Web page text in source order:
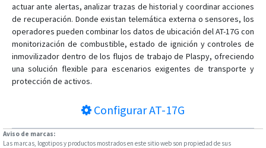
actuar ante alertas, analizar trazas de historial y coordinar acciones
de recuperación. Donde existan telemática externa o sensores, los
operadores pueden combinar los datos de ubicación del AT-17G con
monitorización de combustible, estado de ignición y controles de
inmovilizador dentro de los flujos de trabajo de Plaspy, ofreciendo
una solución flexible para escenarios exigentes de transporte y
protección de activos.
ConfigurarAT-17G
Aviso de marcas:
Las marcas, logotipos y productos mostrados en este sitio web son propiedad de sus